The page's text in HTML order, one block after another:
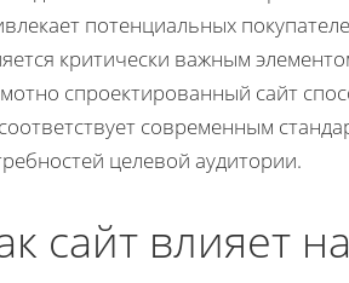
потенциальных
критически важным
спроектированный сайт
современным
целевой аудитории.
сайт влияет